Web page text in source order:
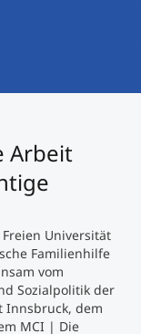
Arbeit
Universität
Familienhilfe
vom
Sozialpolitik der
Innsbruck, dem
MCI | Die